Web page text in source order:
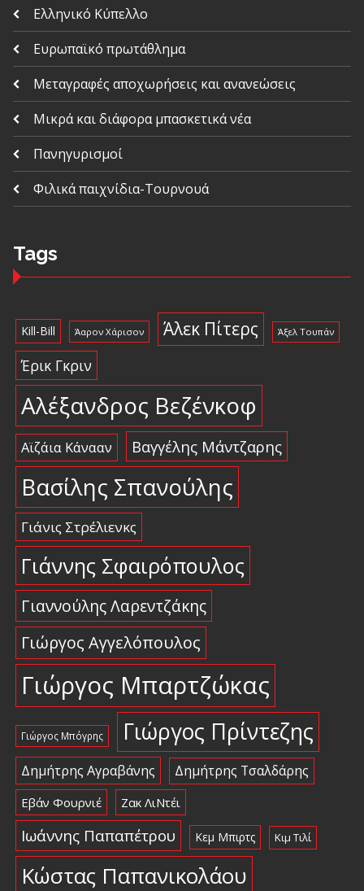
Ελληνικό Κύπελλο
Ευρωπαϊκό πρωτάθλημα
Μεταγραφές αποχωρήσεις και ανανεώσεις
Μικρά και διάφορα μπασκετικά νέα
Πανηγυρισμοί
Φιλικά παιχνίδια-Τουρνουά
Tags
Kill-Bill Άαρον Χάρισον Άλεκ Πίτερς Άξελ Τουπάν
Έρικ Γκριν
Αλέξανδρος Βεζένκοφ
Αϊζάια Κάνααν Βαγγέλης Μάντζαρης
Βασίλης Σπανούλης
Γιάνις Στρέλιενκς
Γιάννης Σφαιρόπουλος
Γιαννούλης Λαρεντζάκης
Γιώργος Αγγελόπουλος
Γιώργος Μπαρτζώκας
Γιώργος Μπόγρης Γιώργος Πρίντεζης
Δημήτρης Αγραβάνης Δημήτρης Τσαλδάρης
Εβάν Φουρνιέ Ζακ ΛιΝτέι
Ιωάννης Παπαπέτρου Κεμ Μπιρτς Κιμ Τιλί
Κώστας Παπανικολάου